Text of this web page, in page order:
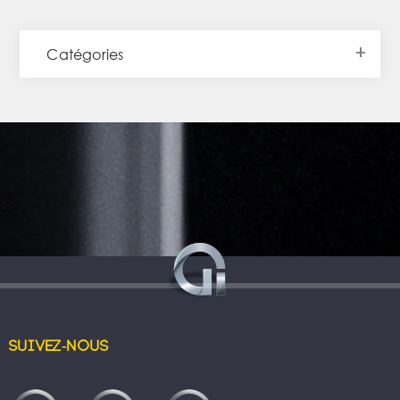
Catégories
Suivez-nous